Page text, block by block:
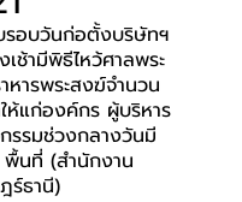
รอบวันก่อตั้งบริษัทฯ
ช้ามีพิธีไหว้ศาลพระ
ารพระสงฆ์จำนวน
ห้แก่องค์กร ผู้บริหาร
รรมช่วงกลางวันมี
นที่ (สำนักงาน
ร์ธานี)